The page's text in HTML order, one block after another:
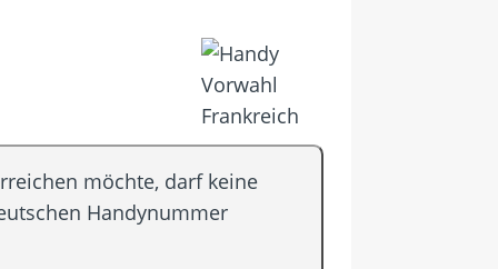
möchte, darf keine
Handynummer